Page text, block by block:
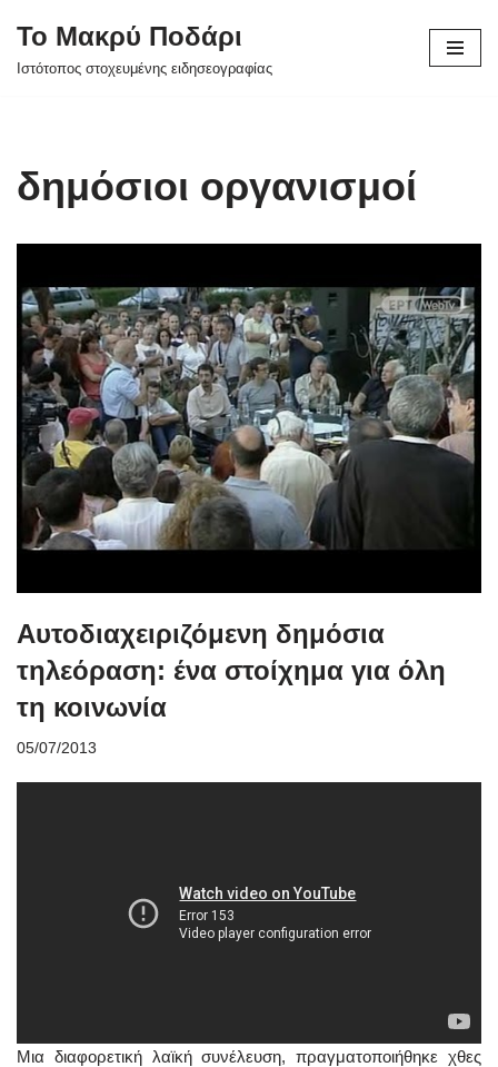
Μεταπηδήστε
Το Μακρύ Ποδάρι
Ιστότοπος στοχευμένης ειδησεογραφίας
δημόσιοι οργανισμοί
Αυτοδιαχειριζόμενη δημόσια
τηλεόραση: ένα στοίχημα για όλη
τη κοινωνία
05/07/2013
Μια διαφορετική λαϊκή συνέλευση, πραγματοποιήθηκε χθες